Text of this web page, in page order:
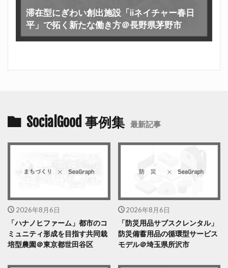
滞在型にぎわい創出施設「iiネイチャー春日
平」で拓く新たな働き方＠長野県茅野市
SocialGood 事例集 最新記事
2026年8月6日
「ハナノヒファーム」都市のコ
ミュニティ形成を目指す共同栽
培型農園＠東京都世田谷区
2026年8月6日
「防災用品サブスクレンタル」
防災備蓄用品の循環型サービス
モデル＠埼玉県所沢市